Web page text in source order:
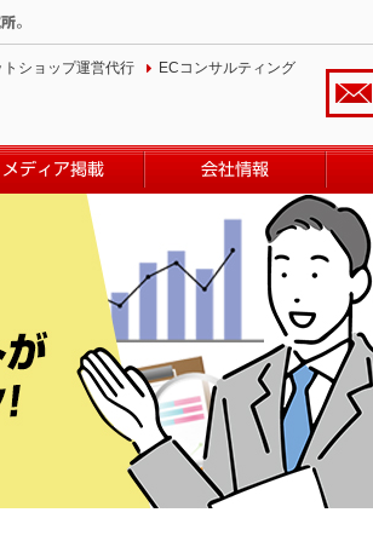
。
トショップ運営代行 ECコンサルティング
メディア掲載 会社情報